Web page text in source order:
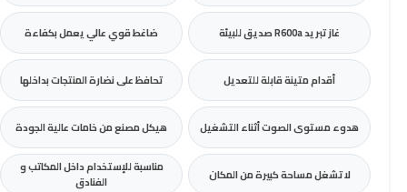
غاز تبريد R600a صديق للبيئة ضاغط قوي عالي يعمل بكفاءة
أقدام متينة قابلة للتعديل تحافظ على نضارة المنتجات بداخلها
هدوء مستوى الصوت أثناء التشغيل هيكل مصنع من خامات عالية الجودة
لا تشغل مساحة كبيرة من المكان
مناسبة للإستخدام داخل المكاتب و
الفنادق